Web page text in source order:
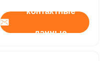
контактные
данные